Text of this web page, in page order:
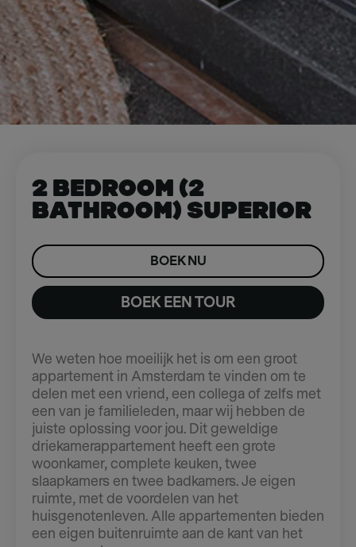
2 Bedroom (2
Bathroom) Superior
BOEK NU
BOEK EEN TOUR
We weten hoe moeilijk het is om een groot
appartement in Amsterdam te vinden om te
delen met een vriend, een collega of zelfs met
een van je familieleden, maar wij hebben de
juiste oplossing voor jou. Dit geweldige
driekamerappartement heeft een grote
woonkamer, complete keuken, twee
slaapkamers en twee badkamers. Je eigen
ruimte, met de voordelen van het
huisgenotenleven. Alle appartementen bieden
een eigen buitenruimte aan de kant van het